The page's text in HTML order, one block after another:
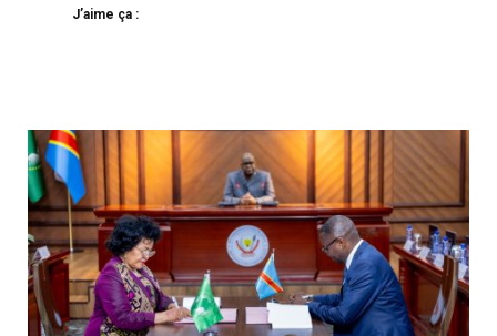
J’aime ça :